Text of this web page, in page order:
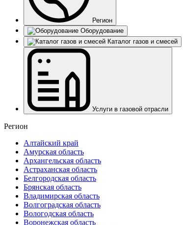
Регион
Оборудование
Каталог газов и смесей
Услуги в газовой отрасли
Регион
Алтайский край
Амурская область
Архангельская область
Астраханская область
Белгородская область
Брянская область
Владимирская область
Волгоградская область
Вологодская область
Воронежская область